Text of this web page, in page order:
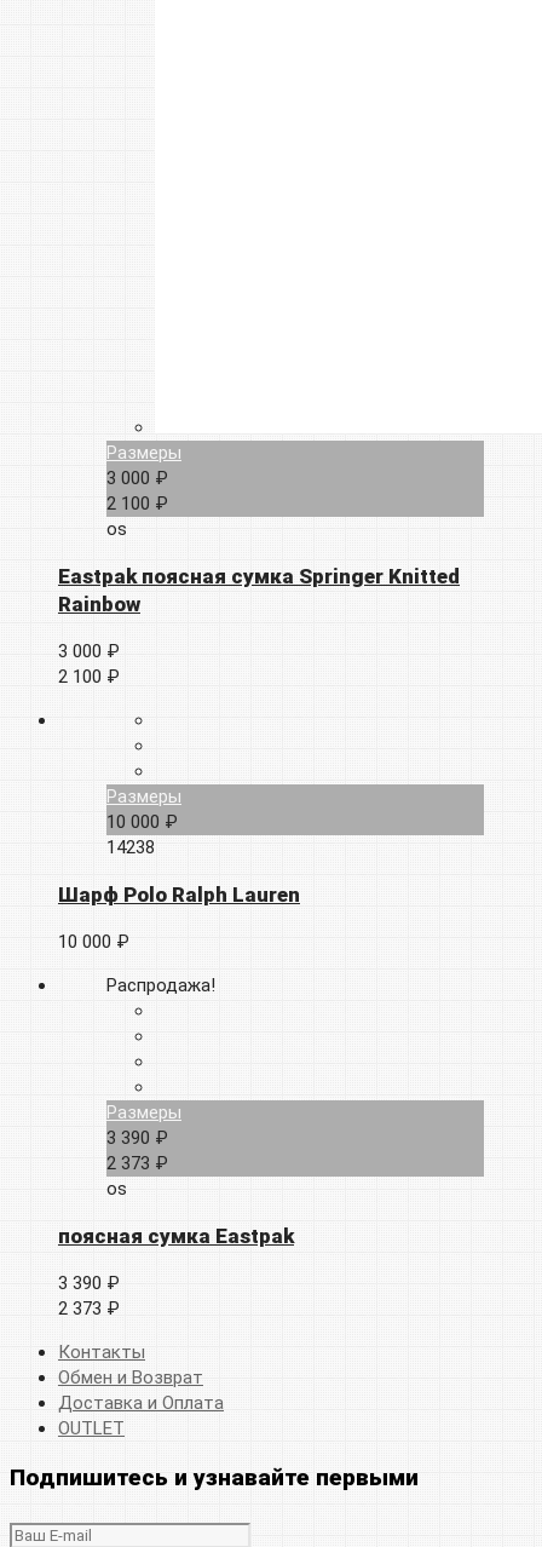
Размеры
3 000 ₽
2 100 ₽
os
Eastpak поясная сумка Springer Knitted
Rainbow
3 000 ₽
2 100 ₽
Размеры
10 000 ₽
14238
Шарф Polo Ralph Lauren
10 000 ₽
Распродажа!
Размеры
3 390 ₽
2 373 ₽
os
поясная сумка Eastpak
3 390 ₽
2 373 ₽
Контакты
Обмен и Возврат
Доставка и Оплата
OUTLET
Подпишитесь и узнавайте первыми